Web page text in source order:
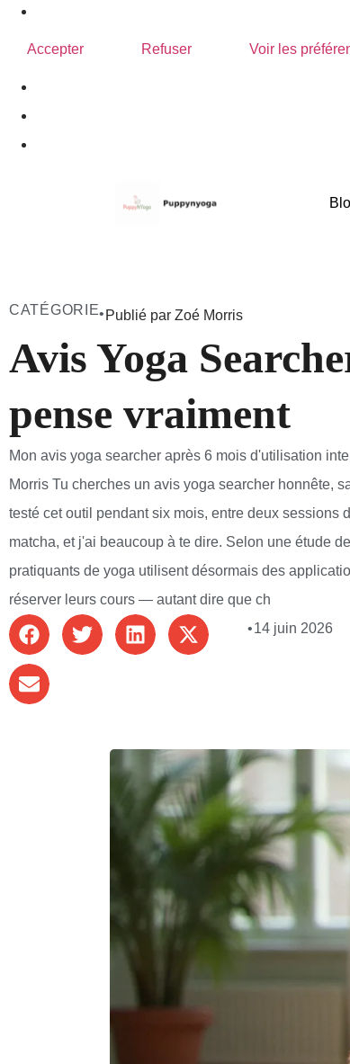
Accepter Refuser Voir les
CATÉGORIE• Publié par Zoé Morris
Avis Yoga
pense vraiment
Mon avis yoga searcher après 6 mois d'utilisation
Morris Tu cherches un avis yoga searcher honnête,
testé cet outil pendant six mois, entre deux sessions
matcha, et j'ai beaucoup à te dire. Selon une étude
pratiquants de yoga utilisent désormais des
réserver leurs cours — autant dire que ch
•14 juin 2026